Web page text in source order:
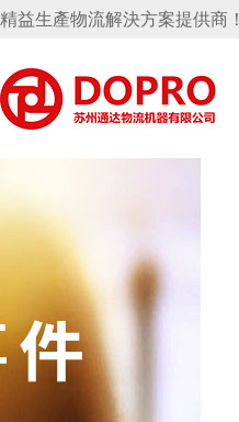
精益生產物流解決方案提供商！
好色视频APP下载架
變速箱托盤
衝壓件料架
手推車
隱藏式馬桶水箱支架
汽車行業